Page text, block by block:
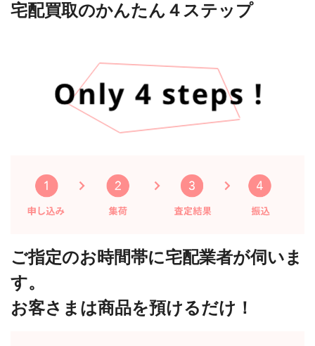
宅配買取のかんたん４ステップ
ご指定のお時間帯に宅配業者が伺いま
す。
お客さまは商品を預けるだけ！